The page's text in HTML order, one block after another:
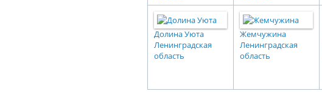
Долина Уюта
Ленинградская
область
Жемчужина
Ленинградская
область